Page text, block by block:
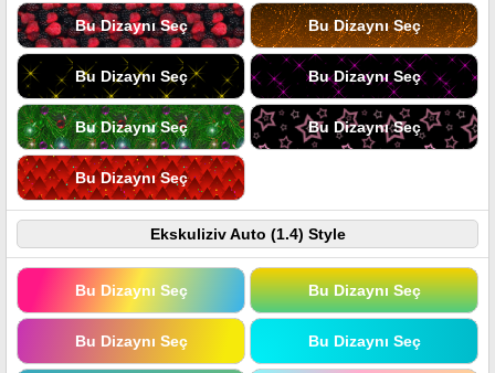
Bu Dizaynı Seç Bu Dizaynı Seç
Bu Dizaynı Seç Bu Dizaynı Seç
Bu Dizaynı Seç Bu Dizaynı Seç
Bu Dizaynı Seç
Ekskuliziv Auto (1.4) Style
Bu Dizaynı Seç Bu Dizaynı Seç
Bu Dizaynı Seç Bu Dizaynı Seç